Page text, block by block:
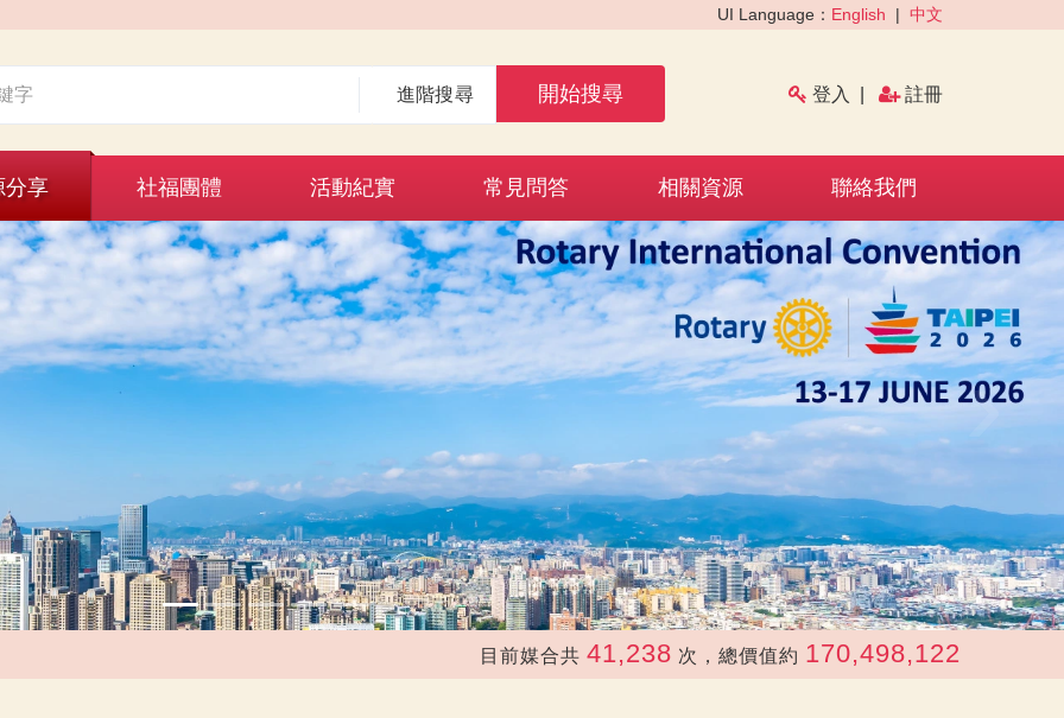
UI Language： English | 中文
進階搜尋 開始搜尋 登入 註冊
分享 社福團體 活動紀實 常見問答 相關資源 聯絡我們
›
目前媒合共 41,238 次，總價值約 170,498,122 元